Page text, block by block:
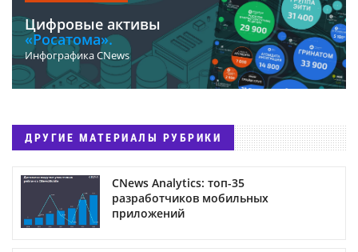
Цифровые активы
«Росатома».
Инфографика CNews
ДРУГИЕ МАТЕРИАЛЫ РУБРИКИ
CNews Analytics: топ-35
разработчиков мобильных
приложений